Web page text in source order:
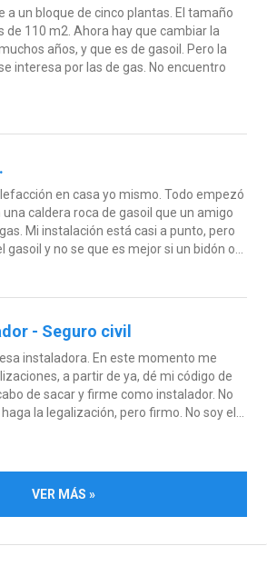
a un bloque de cinco plantas. El tamaño
de 110 m2. Ahora hay que cambiar la
años, y que es de gasoil. Pero la
interesa por las de gas. No encuentro
en casa yo mismo. Todo empezó
caldera roca de gasoil que un amigo
Mi instalación está casi a punto, pero
y no se que es mejor si un bidón o...
- Seguro civil
instaladora. En este momento me
a partir de ya, dé mi código de
de sacar y firme como instalador. No
la legalización, pero firmo. No soy el...
VER MÁS »